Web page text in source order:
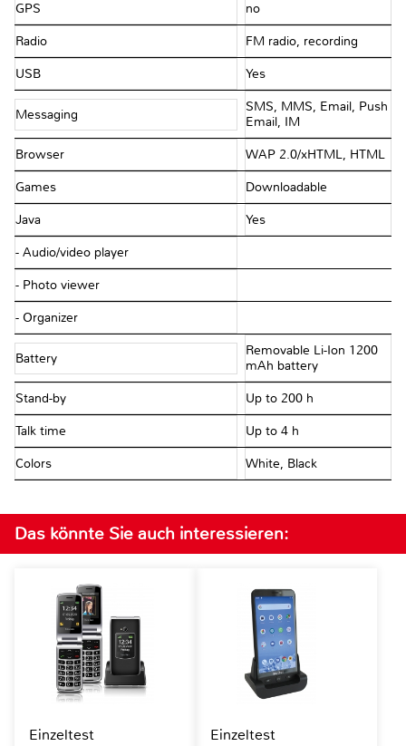
GPS no
Radio FM radio, recording
USB Yes
Messaging
SMS, MMS, Email, Push
Email, IM
Browser WAP 2.0/xHTML, HTML
Games Downloadable
Java Yes
- Audio/video player
- Photo viewer
- Organizer
Battery
Removable Li-Ion 1200
mAh battery
Stand-by Up to 200 h
Talk time Up to 4 h
Colors White, Black
Das könnte Sie auch interessieren:
Einzeltest
Einzeltest